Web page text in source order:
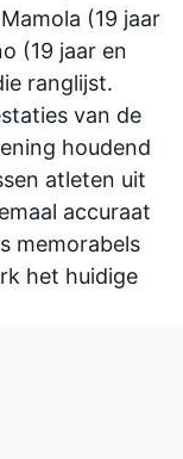
(19 jaar
(19 jaar en
ranglijst.
van de
houdend
atleten uit
accuraat
memorabels
het huidige